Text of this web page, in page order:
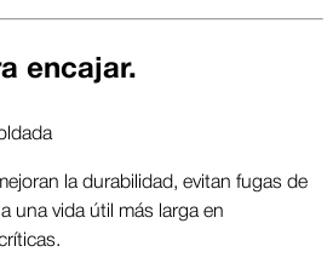
encajar.
la durabilidad, evitan fugas de
una vida útil más larga en